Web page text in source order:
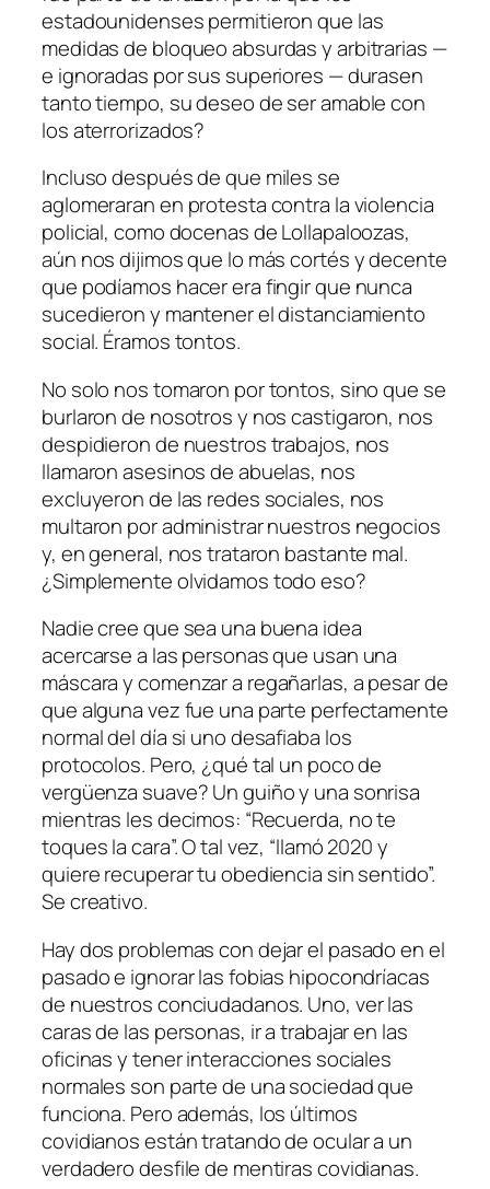
estadounidenses permitieron que las
medidas de bloqueo absurdas y arbitrarias —
e ignoradas por sus superiores — durasen
tanto tiempo, su deseo de ser amable con
los aterrorizados?
Incluso después de que miles se
aglomeraran en protesta contra la violencia
policial, como docenas de Lollapaloozas,
aún nos dijimos que lo más cortés y decente
que podíamos hacer era fingir que nunca
sucedieron y mantener el distanciamiento
social. Éramos tontos.
No solo nos tomaron por tontos, sino que se
burlaron de nosotros y nos castigaron, nos
despidieron de nuestros trabajos, nos
llamaron asesinos de abuelas, nos
excluyeron de las redes sociales, nos
multaron por administrar nuestros negocios
y, en general, nos trataron bastante mal.
¿Simplemente olvidamos todo eso?
Nadie cree que sea una buena idea
acercarse a las personas que usan una
máscara y comenzar a regañarlas, a pesar de
que alguna vez fue una parte perfectamente
normal del día si uno desafiaba los
protocolos. Pero, ¿qué tal un poco de
vergüenza suave? Un guiño y una sonrisa
mientras les decimos: “Recuerda, no te
toques la cara”. O tal vez, “llamó 2020 y
quiere recuperar tu obediencia sin sentido”.
Se creativo.
Hay dos problemas con dejar el pasado en el
pasado e ignorar las fobias hipocondríacas
de nuestros conciudadanos. Uno, ver las
caras de las personas, ir a trabajar en las
oficinas y tener interacciones sociales
normales son parte de una sociedad que
funciona. Pero además, los últimos
covidianos están tratando de ocular a un
verdadero desfile de mentiras covidianas.